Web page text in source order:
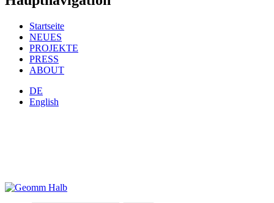
Startseite
NEUES
PROJEKTE
PRESS
ABOUT
DE
English